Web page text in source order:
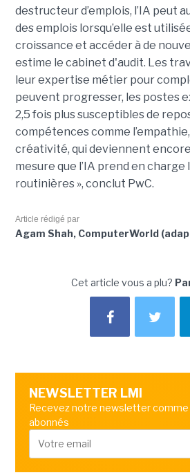
destructeur d’emplois, l’IA peut
des emplois lorsqu’elle est
croissance et accéder à de
estime le cabinet d'audit. Les
leur expertise métier pour
peuvent progresser, les postes
2,5 fois plus susceptibles de
compétences comme
créativité, qui deviennent
mesure que l’IA prend en charge
routinières », conclut PwC.
Article rédigé par
Agam Shah, ComputerWorld
Cet article vous a plu?
NEWSLETTER LMI
Recevez notre newsletter
abonnés